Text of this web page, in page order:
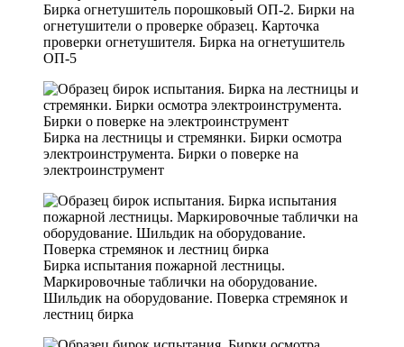
Бирка огнетушитель порошковый ОП-2. Бирки на
огнетушители о проверке образец. Карточка
проверки огнетушителя. Бирка на огнетушитель
ОП-5
Бирка на лестницы и стремянки. Бирки осмотра
электроинструмента. Бирки о поверке на
электроинструмент
Бирка испытания пожарной лестницы.
Маркировочные таблички на оборудование.
Шильдик на оборудование. Поверка стремянок и
лестниц бирка